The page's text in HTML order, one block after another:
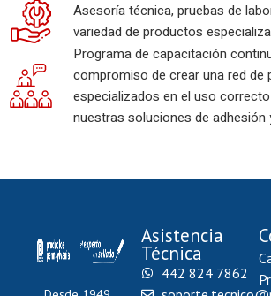
Asesoría técnica, pruebas de
variedad de productos
Programa de capacitación
compromiso de crear una red de
especializados en el uso
nuestras soluciones de adhesión
Asistencia
Técnica
442 824 7862